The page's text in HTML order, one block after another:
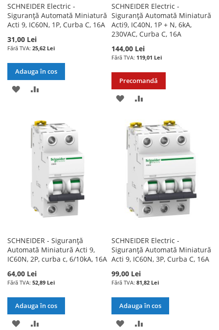
SCHNEIDER Electric -
Siguranță Automată Miniatură
Acti 9, IC60N, 1P, Curba C, 16A
31,00 Lei
25,62 Lei
Adauga în cos
ADAUGATI
LISTA
DORINTE
COMPARARE
SCHNEIDER Electric -
Siguranță Automată Miniatură
Acti9, IC40N, 1P + N, 6kA,
230VAC, Curba C, 16A
144,00 Lei
119,01 Lei
Precomandă
ADAUGATI
LISTA
DE
DORINTE
COMPARARE
SCHNEIDER - Siguranță
Automată Miniatură Acti 9,
IC60N, 2P, curba c, 6/10kA, 16A
64,00 Lei
52,89 Lei
Adauga în cos
ADAUGATI
SCHNEIDER Electric -
Siguranță Automată Miniatură
Acti 9, IC60N, 3P, Curba C, 16A
99,00 Lei
81,82 Lei
Adauga în cos
ADAUGATI